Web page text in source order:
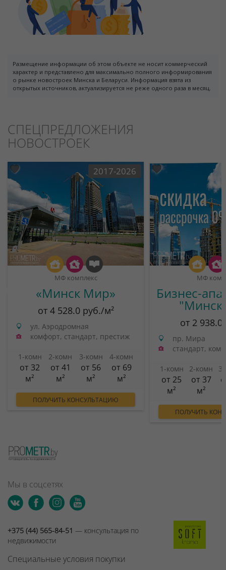
Размещение информации об этом объекте не носит коммерческий
характер и представлено для максимально полного информирования
о рынке новостроек Минска и Беларуси. Информация взята из
открытых источников, актуализируется не реже одного раза в месяц.
СПЕЦПРЕДЛОЖЕНИЯ
НОВОСТРОЕК
2017-2026
МФ комплекс
«Минск Мир»
от 4 528.0 руб./м²
ул. Аэродромная
комфорт, стандарт, престиж
1-комн
от 32
м²
2-комн
от 41
м²
3-комн
от 56
м²
4-комн
от 69
м²
ПОЛУЧИТЬ КОНСУЛЬТАЦИЮ
МФ
Бизнес-
от 2
пр. Мира
стандарт,
1-комн
от 25
м²
2-комн
от 37
м²
ПОЛУЧИТЬ
Мы в соцсетях
+375 (44) 565-84-51 — консультация по
недвижимости
Специальные условия покупки